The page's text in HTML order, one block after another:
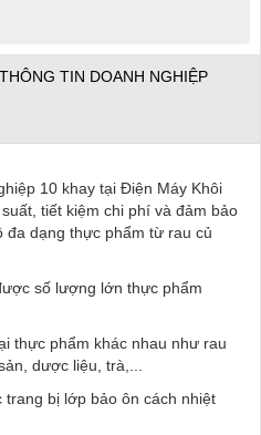
THÔNG TIN DOANH NGHIỆP
10 khay tại Điện Máy Khôi
tiết kiệm chi phí và đảm bảo
đa dạng thực phẩm từ rau củ
số lượng lớn thực phẩm
thực phẩm khác nhau như rau
dược liệu, trà,...
bị lớp bảo ôn cách nhiệt